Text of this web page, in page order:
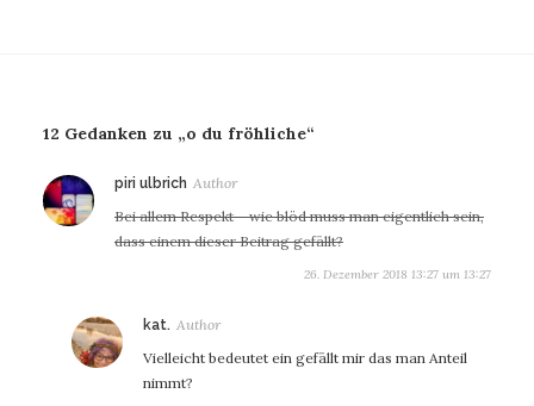
12 Gedanken zu „o du fröhliche“
piri ulbrich sagt:
Bei allem Respekt – wie blöd muss man eigentlich sein,
dass einem dieser Beitrag gefällt?
26. Dezember 2018 13:27 um 13:27
kat. sagt:
Vielleicht bedeutet ein gefällt mir das man Anteil
nimmt?